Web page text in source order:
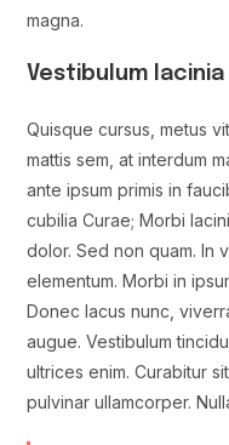
magna.
Vestibulum
Quisque cursus, metus
mattis sem, at interdum
ante ipsum primis in
cubilia Curae; Morbi
dolor. Sed non quam. In
elementum. Morbi in
Donec lacus nunc,
augue. Vestibulum
ultrices enim. Curabitur
pulvinar ullamcorper.